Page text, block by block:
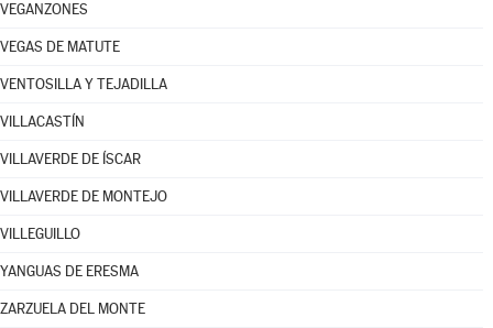
VEGANZONES
VEGAS DE MATUTE
VENTOSILLA Y TEJADILLA
VILLACASTÍN
VILLAVERDE DE ÍSCAR
VILLAVERDE DE MONTEJO
VILLEGUILLO
YANGUAS DE ERESMA
ZARZUELA DEL MONTE